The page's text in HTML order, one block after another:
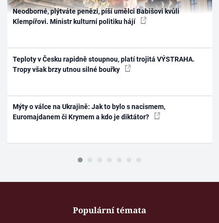
Neodborné, plýtváte penězi, píší umělci Babišovi kvůli
Klempířovi. Ministr kulturní politiku hájí
Teploty v Česku rapidně stoupnou, platí trojitá VÝSTRAHA.
Tropy však brzy utnou silné bouřky
Mýty o válce na Ukrajině: Jak to bylo s nacismem,
Euromajdanem či Krymem a kdo je diktátor?
Populární témata